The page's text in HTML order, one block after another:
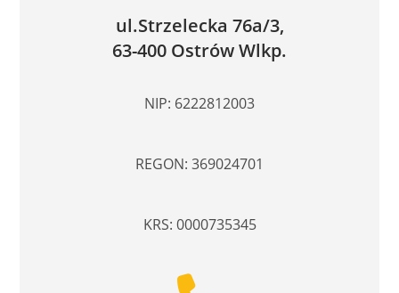
ul.Strzelecka 76a/3,
63-400 Ostrów Wlkp.
NIP: 6222812003
REGON: 369024701
KRS: 0000735345